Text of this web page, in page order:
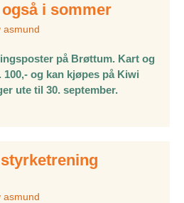
i sommer
asmund
på Brøttum. Kart og
og kan kjøpes på Kiwi
ute til 30. september.
asmund